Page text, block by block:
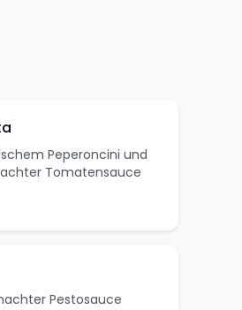
Peperoncini und
Tomatensauce
Pestosauce